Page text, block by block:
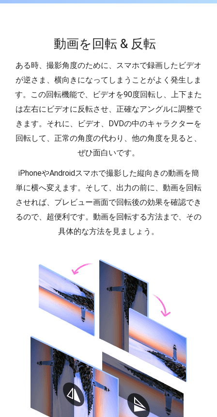
動画を回転 & 反転
ある時、撮影角度のために、スマホで録画したビデオ
が逆さま、横向きになってしまうことがよく発生しま
す。この回転機能で、ビデオを90度回転し、上下また
は左右にビデオに反転させ、正確なアングルに調整で
きます。それに、ビデオ、DVDの中のキャラクターを
回転して、正常の角度の代わり、他の角度を見ると、
ぜひ面白いです。
iPhoneやAndroidスマホで撮影した縦向きの動画を簡
単に横へ変えます。そして、出力の前に、動画を回転
させれば、プレビュー画面で回転後の効果を確認でき
るので、超便利です。 動画を回転する方法まで、その
具体的な方法を見ましょう。